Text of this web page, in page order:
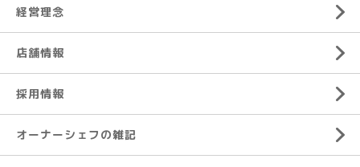
経営理念
店舗情報
採用情報
オーナーシェフの雑記